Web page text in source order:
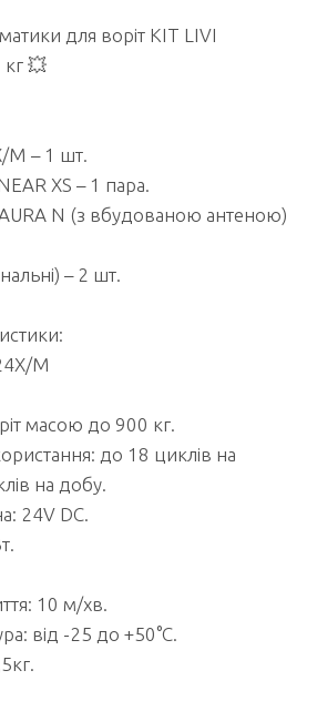
для воріт KIT LIVI
💥
M – 1 шт.
XS – 1 пара.
N (з вбудованою антеною)
– 2 шт.
M
масою до 900 кг.
до 18 циклів на
на добу.
24V DC.
10 м/хв.
від -25 до +50°C.